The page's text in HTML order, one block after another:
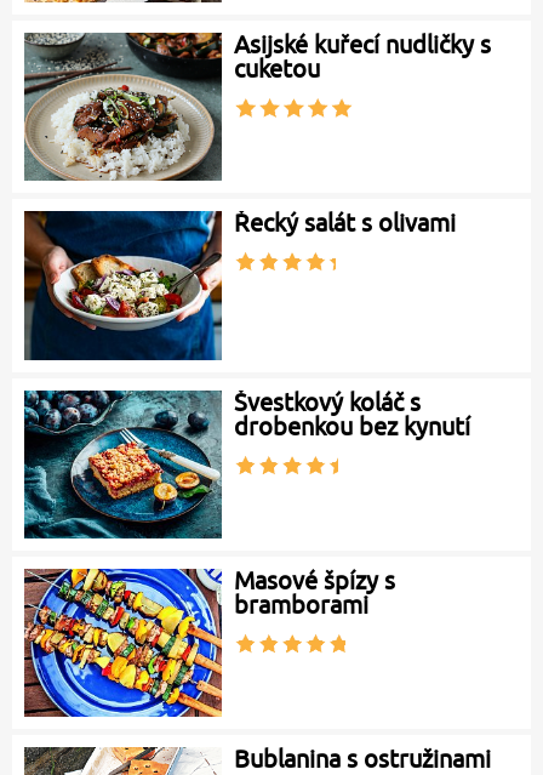
Asijské kuřecí nudličky s
cuketou
Řecký salát s olivami
Švestkový koláč s
drobenkou bez kynutí
Masové špízy s
bramborami
Bublanina s ostružinami